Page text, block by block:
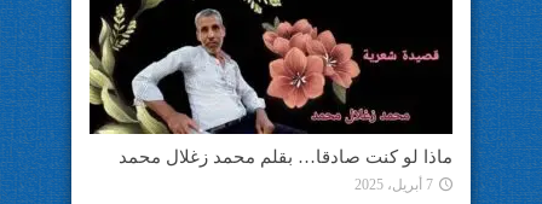
ماذا لو كنت صادقا… بقلم محمد زغلال محمد
7 أبريل، 2025